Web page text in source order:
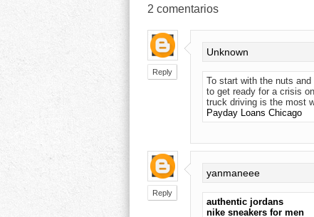
2 comentarios
Reply
Unknown
To start with the nuts
to get ready for a crisis
truck driving is the most
Payday Loans Chicago
Reply
yanmaneee
authentic jordans
nike sneakers for men